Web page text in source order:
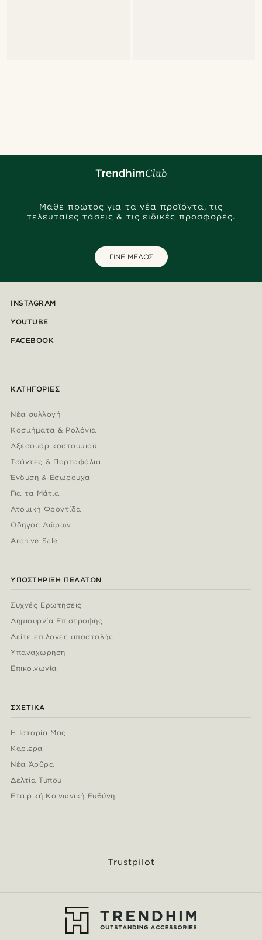
Μάθε πρώτος για τα νέα προϊόντα, τις
τελευταίες τάσεις & τις ειδικές προσφορές.
ΓΙΝΕ ΜΕΛΟΣ
INSTAGRAM
YOUTUBE
FACEBOOK
ΚΑΤΗΓΟΡΊΕΣ
Νέα συλλογή
Κοσμήματα & Ρολόγια
Αξεσουάρ κοστουμιού
Τσάντες & Πορτοφόλια
Ένδυση & Εσώρουχα
Για τα Μάτια
Ατομική Φροντίδα
Οδηγός Δώρων
Archive Sale
ΥΠΟΣΤΉΡΙΞΗ ΠΕΛΑΤΏΝ
Συχνές Ερωτήσεις
Δημιουργία Επιστροφής
Δείτε επιλογές αποστολής
Υπαναχώρηση
Επικοινωνία
ΣΧΕΤΙΚΆ
Η Ιστορία Μας
Καριέρα
Νέα Άρθρα
Δελτία Τύπου
Εταιρική Κοινωνική Ευθύνη
Trustpilot